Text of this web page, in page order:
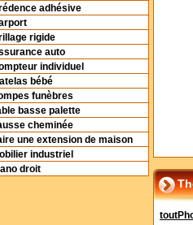
adhésive
rigide
auto
individuel
bébé
funèbres
basse palette
cheminée
une extension de maison
industriel
droit